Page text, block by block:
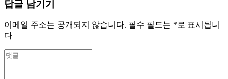
답글 남기기
이메일 주소는 공개되지 않습니다. 필수 필드는 *로 표시됩니
다